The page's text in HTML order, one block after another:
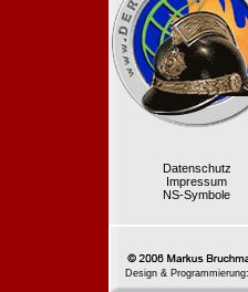
Datenschutz
Impressum
NS-Symbole
Design &